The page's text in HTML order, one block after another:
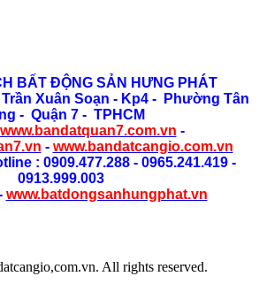
BẤT ĐỘNG SẢN HƯNG PHÁT
Xuân Soạn - Kp4 - Phường Tân
- Quận 7 - TPHCM
www.bandatquan7.com.vn -
- www.bandatcangio.com.vn
: 0909.477.288 - 0965.241.419 -
0913.999.003
www.batdongsanhungphat.vn
All rights reserved.